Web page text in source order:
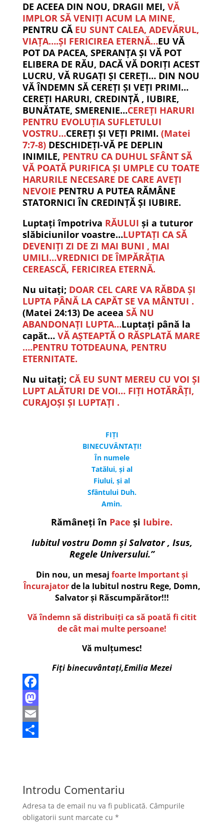
DE ACEEA DIN NOU, DRAGII MEI, VĂ
IMPLOR SĂ VENIȚI ACUM LA MINE,
PENTRU CĂEU SUNT CALEA, ADEVĂRUL,
VIAȚA….ȘI FERICIREA ETERNĂ…EU VĂ
POT DA PACEA, SPERANȚA ȘI VĂ POT
ELIBERA DE RĂU, DACĂ VĂ DORIȚI ACEST
LUCRU, VĂ RUGAȚI ȘI CEREȚI… DIN NOU
VĂ ÎNDEMN SĂ CEREȚI ȘI VEȚI PRIMI…
CEREȚI HARURI, CREDINȚĂ , IUBIRE,
BUNĂTATE, SMERENIE…CEREȚI HARURI
PENTRU EVOLUȚIA SUFLETULUI
VOSTRU…CEREȚI ȘI VEȚI PRIMI. (Matei
7:7-8)DESCHIDEȚI-VĂ PE DEPLIN
INIMILE, PENTRU CA DUHUL SFÂNT SĂ
VĂ POATĂ PURIFICA ȘI UMPLE CU TOATE
HARURILE NECESARE DE CARE AVEȚI
NEVOIE PENTRU A PUTEA RĂMÂNE
STATORNICI ÎN CREDINȚĂ ȘI IUBIRE.
Luptați împotriva RĂULUI și a tuturor
slăbiciunilor voastre…LUPTAȚI CA SĂ
DEVENIȚI ZI DE ZI MAI BUNI , MAI
UMILI…VREDNICI DE ÎMPĂRĂȚIA
CEREASCĂ, FERICIREA ETERNĂ.
Nu uitați; DOAR CEL CARE VA RĂBDA ȘI
LUPTA PÂNĂ LA CAPĂT SE VA MÂNTUI .
(Matei 24:13) De aceea SĂ NU
ABANDONAȚI LUPTA…Luptați până la
capăt… VĂ AȘTEAPTĂ O RĂSPLATĂ MARE
….PENTRU TOTDEAUNA, PENTRU
ETERNITATE.
Nu uitați; CĂ EU SUNT MEREU CU VOI ȘI
LUPT ALĂTURI DE VOI… FIȚI HOTĂRÂȚI,
CURAJOȘI ȘI LUPTAȚI .
FIȚI
BINECUVÂNTAȚI!
În numele
Tatălui, şi al
Fiului, şi al
Sfântului Duh.
Amin.
Rămâneți în Paceși Iubire.
Iubitul vostru Domn și Salvator , Isus,
Regele Universului.”
Din nou, un mesaj foarte Important și
Încurajatorde la Iubitul nostru Rege, Domn,
Salvator și Răscumpărător!!!
Vă îndemn să distribuiți ca să poată fi citit
de cât mai multe persoane!
Vă mulțumesc!
Fiți binecuvântați,Emilia Mezei
F
a
c
o
k
M
a
d
o
E
lt
a
Introdu Comentariu
Adresa ta de email nu va fi publicată. Câmpurile
obligatorii sunt marcate cu *